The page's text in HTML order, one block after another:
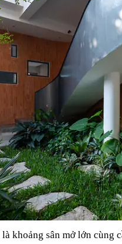
là khoảng sân mở lớn cùng